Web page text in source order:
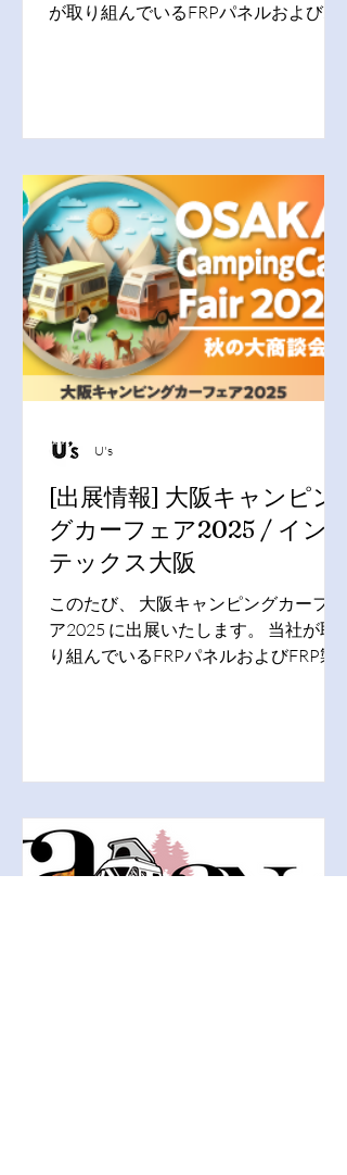
が取り組んでいるFRPパネルおよび
ンドやニーズに合わせた最新の部材提
是非、この機会に当ブースへ足をお運
びください。 開催日：2026年1月30日
（金）～2月2日（月） 会場：幕張メッ
セ 展示ホール1～6
[出展情報] 大阪キャンピン
グカーフェア2025 / イン
テックス大阪
このたび、 大阪キャンピングカーフェ
ア2025 に出展いたします。 当社が取
り組んでいるFRPパネルおよびFRP製
合わせた最新の部材...
U's